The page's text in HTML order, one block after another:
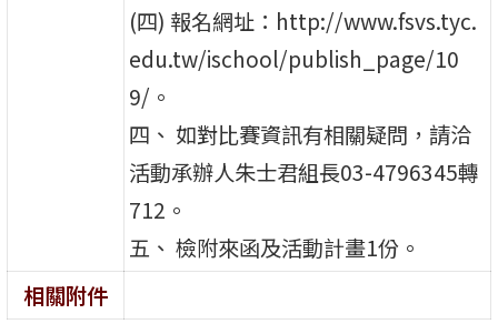
(四) 報名網址：http://www.fsvs.tyc.
edu.tw/ischool/publish_page/10
9/。
四、 如對比賽資訊有相關疑問，請洽
活動承辦人朱士君組長03-4796345轉
712。
五、 檢附來函及活動計畫1份。
相關附件